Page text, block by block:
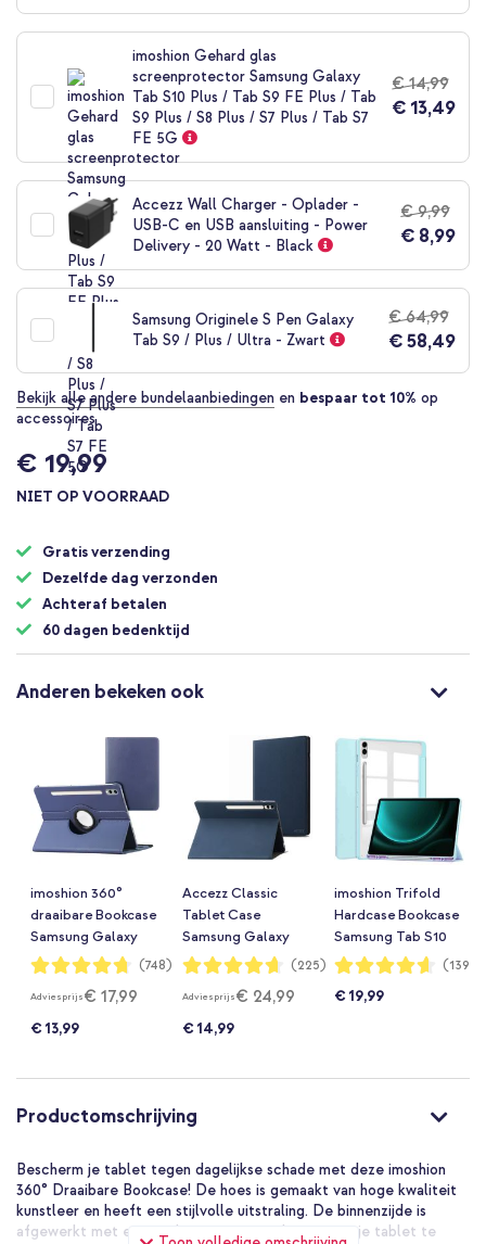
imoshion Gehard glas
screenprotector Samsung Galaxy
Tab S10 Plus / Tab S9 FE Plus / Tab
S9 Plus / S8 Plus / S7 Plus / Tab S7
FE 5G
€ 14,99
€ 13,49
Accezz Wall Charger - Oplader -
USB-C en USB aansluiting - Power
Delivery - 20 Watt - Black
€ 9,99
€ 8,99
Samsung Originele S Pen Galaxy
Tab S9 / Plus / Ultra - Zwart
€ 64,99
€ 58,49
Bekijk alle andere bundelaanbiedingen en bespaar tot 10% op
accessoires
€ 19,99
NIET OP VOORRAAD
Gratis verzending
Dezelfde dag verzonden
Achteraf betalen
60 dagen bedenktijd
Anderen bekeken ook
imoshion 360°
draaibare Bookcase
Samsung Galaxy
Tab S10 Plus / Tab
Plus - Donkerblauw
Waardering:
94%
(748)
Adviesprijs€ 17,99
€ 13,99
Accezz Classic
Tablet Case
Samsung Galaxy
Tab S10 Plus / Tab
Plus - Donkerblauw
Waardering:
93%
(225)
Adviesprijs€ 24,99
€ 14,99
imoshion Trifold
Hardcase Bookcase
Samsung Tab S10
Plus / Tab S9 FE
12.4 inch -
Waardering:
92%
(139)
€ 19,99
Productomschrijving
Bescherm je tablet tegen dagelijkse schade met deze imoshion
360° Draaibare Bookcase! De hoes is gemaakt van hoge kwaliteit
kunstleer en heeft een stijlvolle uitstraling. De binnenzijde is
afgewerkt met een zachte voering om krassen op je tablet te